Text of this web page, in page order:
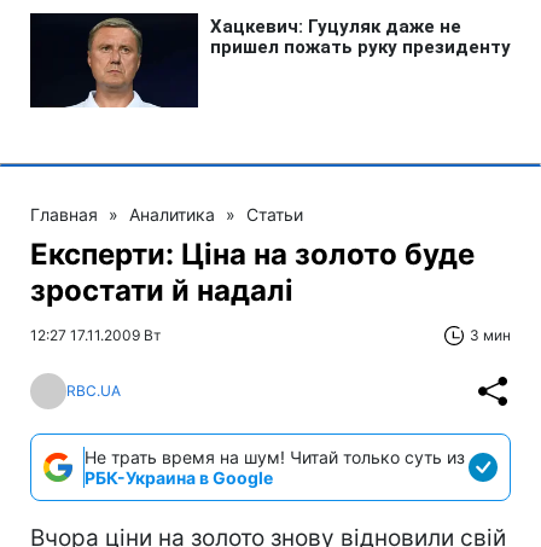
Главная » Аналитика » Статьи
Експерти: Ціна на золото буде
зростати й надалі
12:27 17.11.2009 Вт 3 мин
RBC.UA
Не трать время на шум! Читай только суть из
РБК-Украина в Google
Вчора ціни на золото знову відновили свій